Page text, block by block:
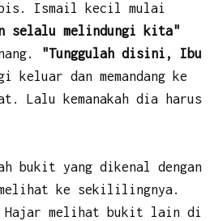
Ismail kecil mulai
selalu melindungi kita"
"Tunggulah disini, Ibu
dan memandang ke
Lalu kemanakah dia harus
bukit yang dikenal dengan
melihat ke sekililingnya.
Hajar melihat bukit lain di